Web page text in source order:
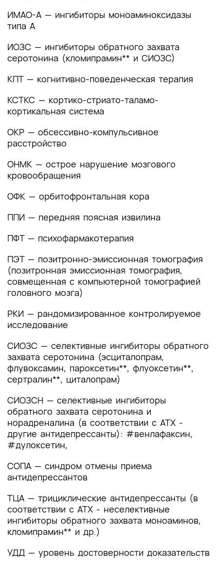
2.2 Физикальное обследование
2.3 Лабораторные диагностические
2.4 Инструментальные диагностические
3. Лечение, включая медикаментозную и
обезболивание, медицинские показания и
противопоказания к применению методов
4. Медицинская реабилитация и санаторно-
противопоказания к применению методов
основанных на использовании природных
медицинские показания и противопоказания к
применению методов профилактики
6. Организация оказания медицинской помощи
7. Дополнительная информация (в том числе
факторы, влияющие на исход заболевания или
Критерии оценки качества медицинской
помощи
Список литературы
Приложение А1. Состав рабочей группы по
разработке и пересмотру клинических
рекомендаций
Приложение А2. Методология разработки
Приложение А3. Справочные материалы,
применению и противопоказаний, способов
применения и доз лекарственных препаратов,
инструкции по применению лекарственного
препарата
Приложение Б. Алгоритмы действий врача
ИМАО-А — ингибиторы моноаминоксидазы
типа А
ИОЗС — ингибиторы обратного захвата
серотонина (кломипрамин** и СИОЗС)
КПТ — когнитивно-поведенческая терапия
КСТКС — кортико-стриато-таламо-
кортикальная система
ОКР — обсессивно-компульсивное
расстройство
ОНМК — острое нарушение мозгового
кровообращения
ОФК — орбитофронтальная кора
ППИ — передняя поясная извилина
ПФТ — психофармакотерапия
ПЭТ — позитронно-эмиссионная томография
(позитронная эмиссионная томография,
совмещенная с компьютерной томографией
головного мозга)
РКИ — рандомизированное контролируемое
исследование
СИОЗС — селективные ингибиторы обратного
захвата серотонина (эсциталопрам,
флувоксамин, пароксетин**, флуоксетин**,
сертралин**, циталопрам)
СИОЗСН — селективные ингибиторы
обратного захвата серотонина и
норадреналина (в соответствии с АТХ -
другие антидепрессанты): #венлафаксин,
#дулоксетин,
СОПА — синдром отмены приема
антидепрессантов
ТЦА — трициклические антидепрессанты (в
соответствии с АТХ - неселективные
ингибиторы обратного захвата моноаминов,
кломипрамин** и др.)
УДД — уровень достоверности доказательств